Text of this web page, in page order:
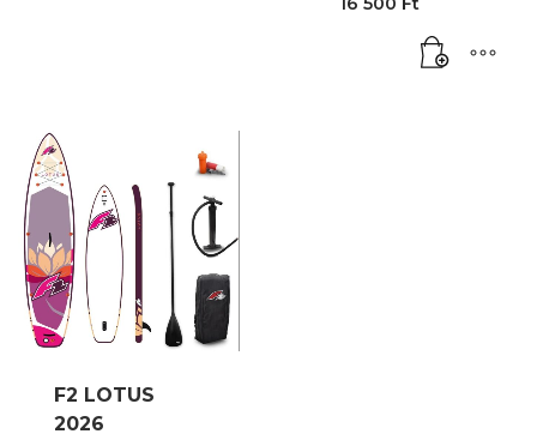
800 Ft.
F2 LOTUS
2026